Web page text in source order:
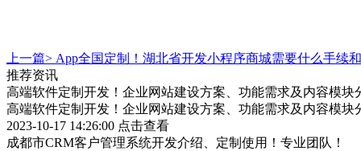
上一篇> App全国定制！湖北省开发小程序商城需要什么手续
推荐资讯
高端软件定制开发！企业网站建设方案、功能需求及内容模块
高端软件定制开发！企业网站建设方案、功能需求及内容模块
2023-10-17 14:26:00 点击查看
成都市CRM客户管理系统开发介绍、定制使用！专业团队！